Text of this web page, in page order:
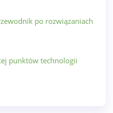
po rozwiązaniach
punktów technologii